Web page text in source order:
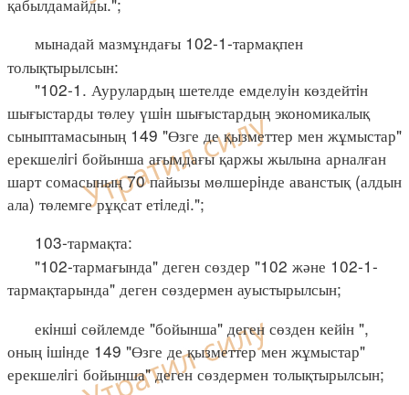
мынадай мазмұндағы 102-1-тармақпен
толықтырылсын:
"102-1. Аурулардың шетелде емделуiн көздейтiн
шығыстарды төлеу үшiн шығыстардың экономикалық
сыныптамасының 149 "Өзге де қызметтер мен жұмыстар"
ерекшелiгi бойынша ағымдағы қаржы жылына арналған
шарт сомасының 70 пайызы мөлшерiнде аванстық (алдын
ала) төлемге рұқсат етiледi.";
103-тармақта:
"102-тармағында" деген сөздер "102 және 102-1-
тармақтарында" деген сөздермен ауыстырылсын;
екiншi сөйлемде "бойынша" деген сөзден кейiн ",
оның iшiнде 149 "Өзге де қызметтер мен жұмыстар"
ерекшелiгі бойынша" деген сөздермен толықтырылсын;